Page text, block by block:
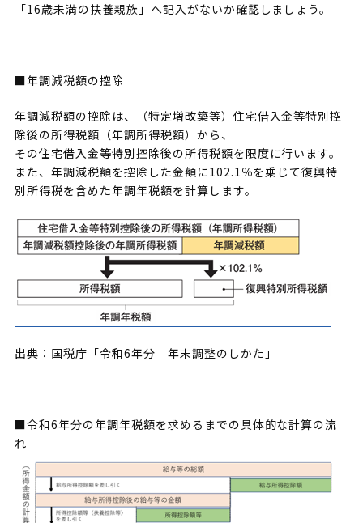
「16歳未満の扶養親族」へ記入がないか確認しましょう。
■年調減税額の控除
年調減税額の控除は、（特定増改築等）住宅借入金等特別控
除後の所得税額（年調所得税額）から、
その住宅借入金等特別控除後の所得税額を限度に行います。
また、年調減税額を控除した金額に102.1％を乗じて復興特
別所得税を含めた年調年税額を計算します。
出典：国税庁「令和6年分 年末調整のしかた」
■令和6年分の年調年税額を求めるまでの具体的な計算の流
れ